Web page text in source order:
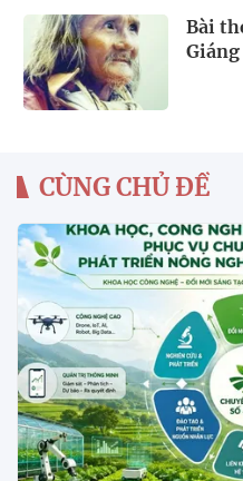
Bài
Giáng
CÙNG CHỦ ĐỀ